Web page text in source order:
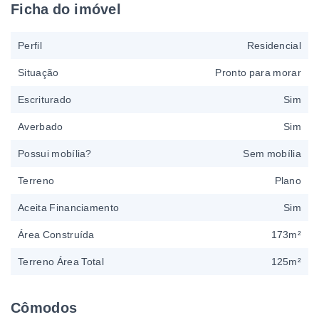
Cômodos
Ficha do imóvel
Perfil Residencial
Situação Pronto para morar
Escriturado Sim
Averbado Sim
Possui mobília? Sem mobília
Terreno Plano
Aceita Financiamento Sim
Área Construída 173m²
Terreno Área Total 125m²